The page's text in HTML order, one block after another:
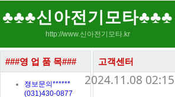
♣♣♣신아전기모타♣♣♣
http://www.신아전기모타.kr
###영 업 품 목###
졍보문의******
(031)430-0877
고객센터
2024.11.08 02:15